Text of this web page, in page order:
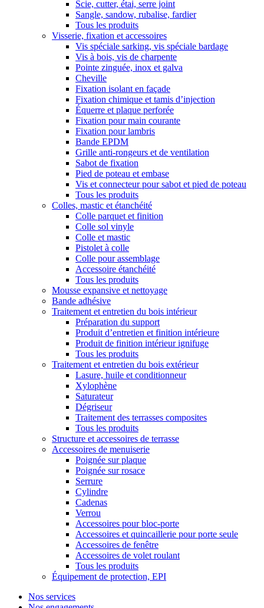
Scie, cutter, étai, serre joint
Sangle, sandow, rubalise, fardier
Tous les produits
Visserie, fixation et accessoires
Vis spéciale sarking, vis spéciale bardage
Vis à bois, vis de charpente
Pointe zinguée, inox et galva
Cheville
Fixation isolant en façade
Fixation chimique et tamis d’injection
Équerre et plaque perforée
Fixation pour main courante
Fixation pour lambris
Bande EPDM
Grille anti-rongeurs et de ventilation
Sabot de fixation
Pied de poteau et embase
Vis et connecteur pour sabot et pied de poteau
Tous les produits
Colles, mastic et étanchéité
Colle parquet et finition
Colle sol vinyle
Colle et mastic
Pistolet à colle
Colle pour assemblage
Accessoire étanchéité
Tous les produits
Mousse expansive et nettoyage
Bande adhésive
Traitement et entretien du bois intérieur
Préparation du support
Produit d’entretien et finition intérieure
Produit de finition intérieur ignifuge
Tous les produits
Traitement et entretien du bois extérieur
Lasure, huile et conditionneur
Xylophène
Saturateur
Dégriseur
Traitement des terrasses composites
Tous les produits
Structure et accessoires de terrasse
Accessoires de menuiserie
Poignée sur plaque
Poignée sur rosace
Serrure
Cylindre
Cadenas
Verrou
Accessoires pour bloc-porte
Accessoires et quincaillerie pour porte seule
Accessoires de fenêtre
Accessoires de volet roulant
Tous les produits
Équipement de protection, EPI
Nos services